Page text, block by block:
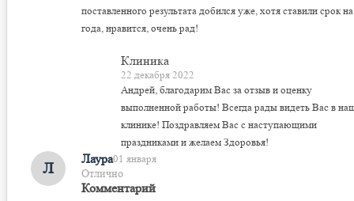
поставленного результата добился уже, хотя ставили срок
года, нравится, очень рад!
Клиника
22 декабря 2022
Андрей, благодарим Вас за отзыв и оценку
выполненной работы! Всегда рады видеть Вас в
клинике! Поздравляем Вас с наступающими
праздниками и желаем Здоровья!
Л
Лаура01 января
Отлично
Комментарий